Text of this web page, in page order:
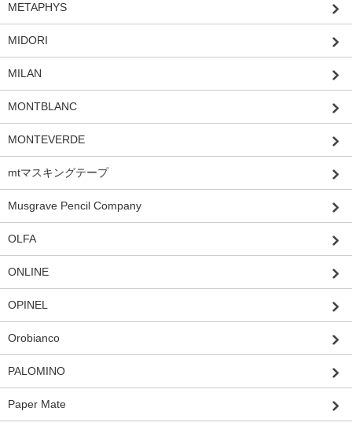
METAPHYS
MIDORI
MILAN
MONTBLANC
MONTEVERDE
mtマスキングテープ
Musgrave Pencil Company
OLFA
ONLINE
OPINEL
Orobianco
PALOMINO
Paper Mate